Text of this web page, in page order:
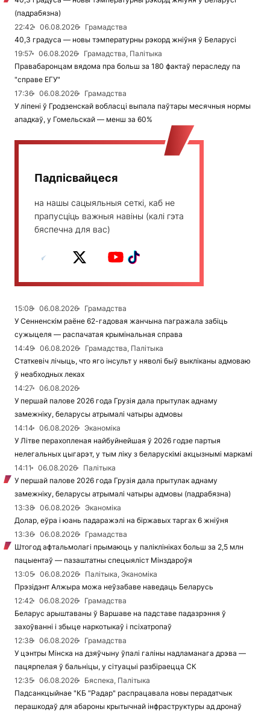
(падрабязна)
22:42
06.08.2026
Грамадства
40,3 градуса — новы тэмпературны рэкорд жніўня ў Беларусі
19:57
06.08.2026
Грамадства, Палітыка
Правабаронцам вядома пра больш за 180 фактаў пераследу па
"справе ЕГУ"
17:36
06.08.2026
Грамадства
У ліпені ў Гродзенскай вобласці выпала паўтары месячныя нормы
ападкаў, у Гомельскай — менш за 60%
Падпісвайцеся
на нашы сацыяльныя сеткі, каб не
прапусціць важныя навіны (калі гэта
бяспечна для вас)
15:08 06.08.2026
Грамадства
У Сенненскім раёне 62-гадовая жанчына пагражала забіць
сужыцеля — распачатая крымінальная справа
14:49
06.08.2026
Грамадства, Палітыка
Статкевіч лічыць, что яго інсульт у няволі быў выкліканы адмоваю
ў неабходных леках
14:27
06.08.2026
У першай палове 2026 года Грузія дала прытулак аднаму
замежніку, беларусы атрымалі чатыры адмовы
14:14
06.08.2026
Эканоміка
У Літве перахопленая найбуйнейшая ў 2026 годзе партыя
нелегальных цыгарэт, у тым ліку з беларускімі акцызнымі маркамі
14:11
06.08.2026
Палітыка
У першай палове 2026 года Грузія дала прытулак аднаму
замежніку, беларусы атрымалі чатыры адмовы (падрабязна)
13:38
06.08.2026
Эканоміка
Долар, еўра і юань падаражэлі на біржавых таргах 6 жніўня
13:36
06.08.2026
Грамадства
Штогод афтальмолагі прымаюць у паліклініках больш за 2,5 млн
пацыентаў — пазаштатны спецыяліст Мінздароўя
13:05
06.08.2026
Палітыка, Эканоміка
Прэзідэнт Алжыра можа неўзабаве наведаць Беларусь
12:42
06.08.2026
Грамадства
Беларус арыштаваны ў Варшаве на падставе падазрэння ў
захоўванні і збыце наркотыкаў і псіхатропаў
12:38
06.08.2026
Грамадства
У цэнтры Мінска на дзяўчыну ўпалі галіны надламанага дрэва —
пацярпелая ў бальніцы, у сітуацыі разбіраецца СК
12:35
06.08.2026
Бяспека, Палітыка
Падсанкцыйнае "КБ "Радар" распрацавала новы перадатчык
перашкодаў для абароны крытычнай інфраструктуры ад дронаў